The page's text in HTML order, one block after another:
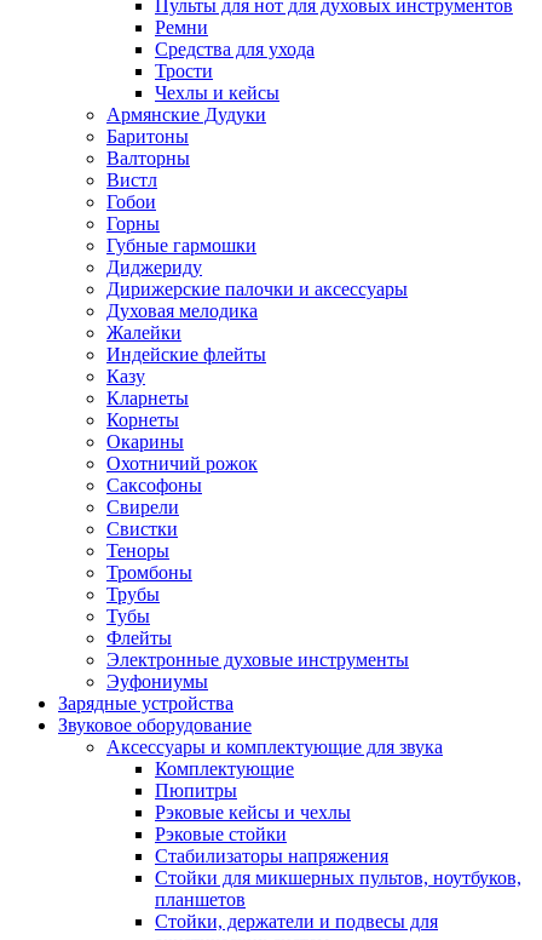
Пульты для нот для духовых инструментов
Ремни
Средства для ухода
Трости
Чехлы и кейсы
Армянские Дудуки
Баритоны
Валторны
Вистл
Гобои
Горны
Губные гармошки
Диджериду
Дирижерские палочки и аксессуары
Духовая мелодика
Жалейки
Индейские флейты
Казу
Кларнеты
Корнеты
Окарины
Охотничий рожок
Саксофоны
Свирели
Свистки
Теноры
Тромбоны
Трубы
Тубы
Флейты
Электронные духовые инструменты
Эуфониумы
Зарядные устройства
Звуковое оборудование
Аксессуары и комплектующие для звука
Комплектующие
Пюпитры
Рэковые кейсы и чехлы
Рэковые стойки
Стабилизаторы напряжения
Стойки для микшерных пультов, ноутбуков,
планшетов
Стойки, держатели и подвесы для